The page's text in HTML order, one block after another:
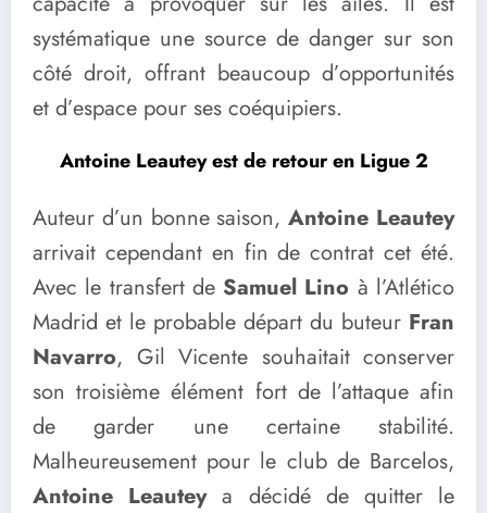
systématique une source de danger sur son
côté droit, offrant beaucoup d’opportunités
et d’espace pour ses coéquipiers.
Antoine Leautey est de retour en Ligue 2
Auteur d’un bonne saison,Antoine Leautey
arrivait cependant en fin de contrat cet été.
Avec le transfert de Samuel Lino à l’Atlético
Madrid et le probable départ du buteur Fran
Navarro, Gil Vicente souhaitait conserver
son troisième élément fort de l’attaque afin
de garder une certaine stabilité.
Malheureusement pour le club de Barcelos,
Antoine Leauteya décidé de quitter le